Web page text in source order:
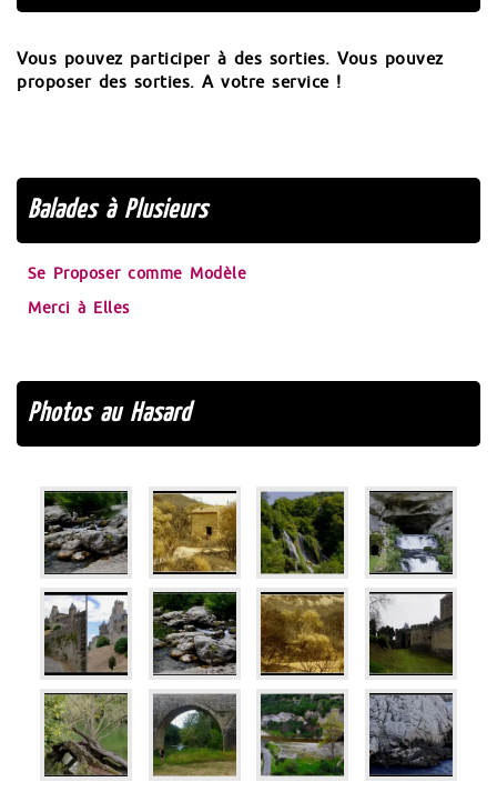
Vous pouvez participer à des sorties. Vous pouvez
proposer des sorties. A votre service !
Balades à Plusieurs
Se Proposer comme Modèle
Merci à Elles
Photos au Hasard